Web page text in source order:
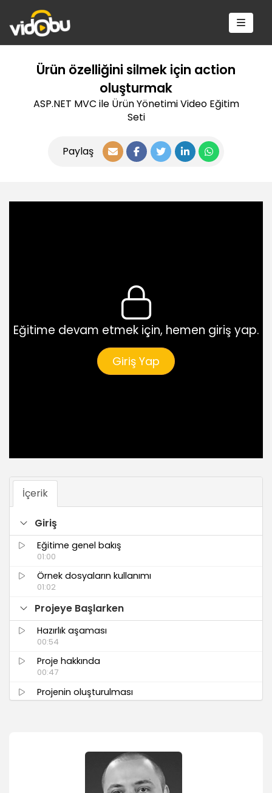
Ürün özelliğini silmek için action
oluşturmak
ASP.NET MVC ile Ürün Yönetimi Video Eğitim
Seti
Paylaş
Eğitime devam etmek için, hemen giriş yap.
Giriş Yap
İçerik
Giriş
Eğitime genel bakış
01:00
Örnek dosyaların kullanımı
01:02
Projeye Başlarken
Hazırlık aşaması
00:54
Proje hakkında
00:47
Projenin oluşturulması
04:39
Data katmanının hazırlanması
Entity framework